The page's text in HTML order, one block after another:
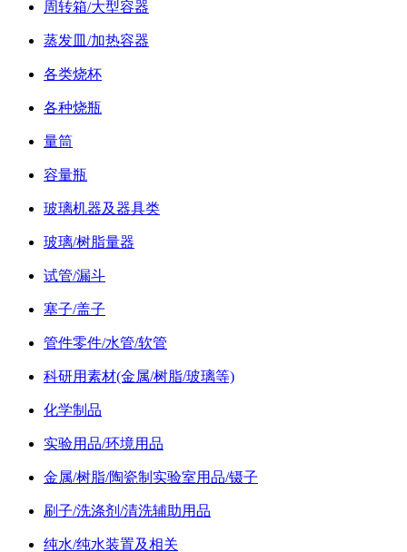
周转箱/大型容器
蒸发皿/加热容器
各类烧杯
各种烧瓶
量筒
容量瓶
玻璃机器及器具类
玻璃/树脂量器
试管/漏斗
塞子/盖子
管件零件/水管/软管
科研用素材(金属/树脂/玻璃等)
化学制品
实验用品/环境用品
金属/树脂/陶瓷制实验室用品/镊子
刷子/洗涤剂/清洗辅助用品
纯水/纯水装置及相关